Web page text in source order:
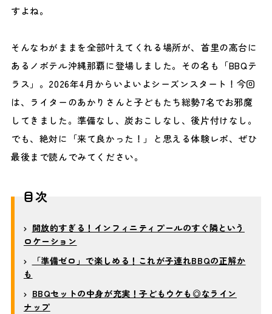
すよね。
そんなわがままを全部叶えてくれる場所が、首里の高台に
あるノボテル沖縄那覇に登場しました。その名も「BBQテ
ラス」。2026年4月からいよいよシーズンスタート！今回
は、ライターのあかりさんと子どもたち総勢7名でお邪魔
してきました。準備なし、炭おこしなし、後片付けなし。
でも、絶対に「来て良かった！」と思える体験レポ、ぜひ
最後まで読んでみてください。
目次
開放的すぎる！インフィニティプールのすぐ隣という
ロケーション
「準備ゼロ」で楽しめる！これが子連れBBQの正解か
も
BBQセットの中身が充実！子どもウケも◎なライン
ナップ